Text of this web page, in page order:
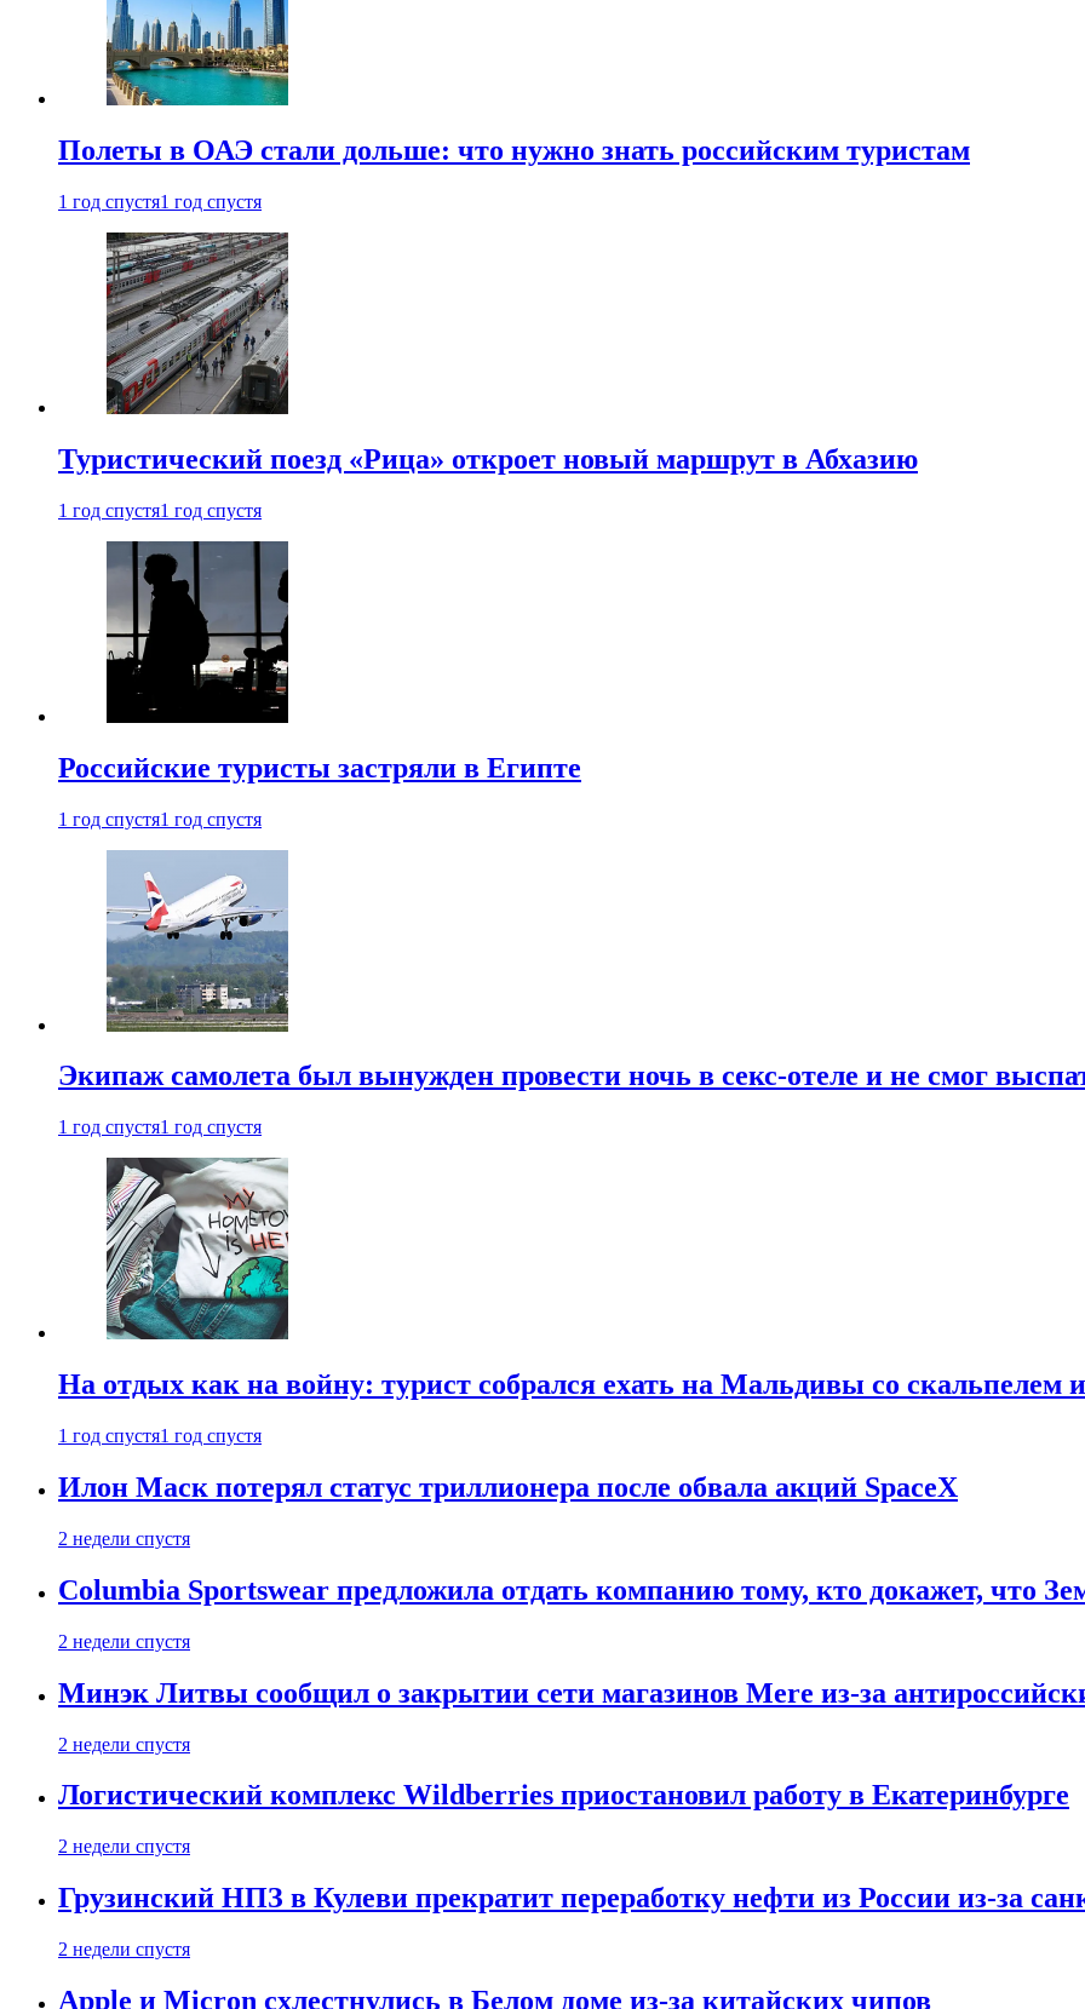
Полеты в ОАЭ стали дольше: что нужно знать российским туристам
1 год спустя1 год спустя
Туристический поезд «Рица» откроет новый маршрут в Абхазию
1 год спустя1 год спустя
Российские туристы застряли в Египте
1 год спустя1 год спустя
Экипаж самолета был вынужден провести ночь в секс-отеле и не смог
1 год спустя1 год спустя
На отдых как на войну: турист собрался ехать на Мальдивы со скальпелем
1 год спустя1 год спустя
Илон Маск потерял статус триллионера после обвала акций SpaceX
2 недели спустя
Columbia Sportswear предложила отдать компанию тому, кто докажет, что
2 недели спустя
Минэк Литвы сообщил о закрытии сети магазинов Mere из-за
2 недели спустя
Логистический комплекс Wildberries приостановил работу в Екатеринбурге
2 недели спустя
Грузинский НПЗ в Кулеви прекратит переработку нефти из России из-за
2 недели спустя
Apple и Micron схлестнулись в Белом доме из-за китайских чипов